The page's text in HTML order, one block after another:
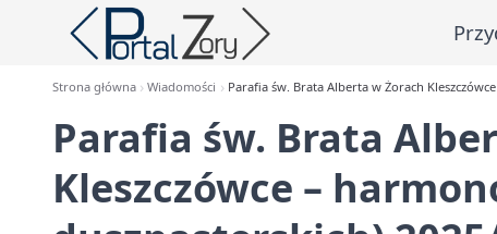
Strona główna Wiadomości Parafia św. Brata Alberta w Żorach
Parafia św. Brata
Kleszczówce –